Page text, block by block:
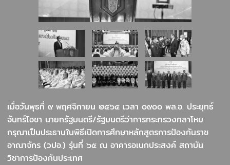
เมื่อวันพุธที่ ๙ พฤศจิกายน ๒๕๖๕ เวลา ๐๙๐๐ พล.อ. ประยุทธ์
จันทร์โอชา นายกรัฐมนตรี/รัฐมนตรีว่าการกระทรวงกลาโหม
กรุณาเป็นประธานในพิธีเปิดการศึกษาหลักสูตรการป้องกันราช
อาณาจักร (วปอ.) รุ่นที่ ๖๕ ณ อาคารอเนกประสงค์ สถาบัน
วิชาการป้องกันประเทศ